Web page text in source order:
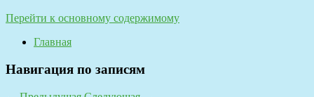
Перейти к основному содержимому
Главная
Навигация по записям